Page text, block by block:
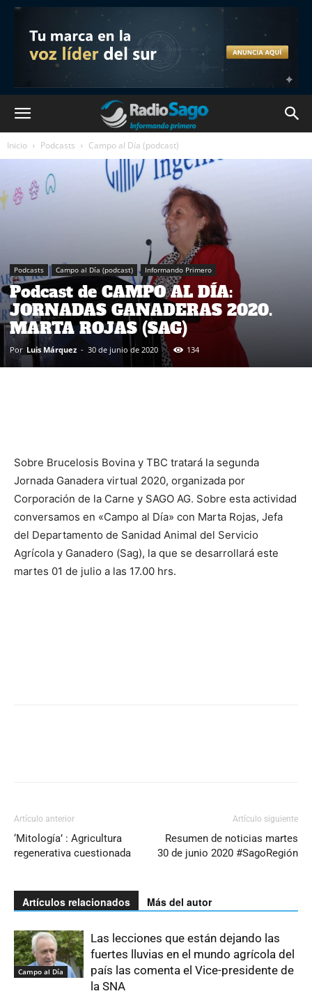
Inicio Podcasts Campo al Día (podcast)
Podcasts Campo al Día (podcast) Informando Primero
Podcast de CAMPO AL DÍA:
JORNADAS GANADERAS 2020.
MARTA ROJAS (SAG)
Por Luis Márquez - 30 de junio de 2020 134
Sobre Brucelosis Bovina y TBC tratará la segunda
Jornada Ganadera virtual 2020, organizada por
Corporación de la Carne y SAGO AG. Sobre esta actividad
conversamos en «Campo al Día» con Marta Rojas, Jefa
del Departamento de Sanidad Animal del Servicio
Agrícola y Ganadero (Sag), la que se desarrollará este
martes 01 de julio a las 17.00 hrs.
Artículo anterior
‘Mitología’ : Agricultura
regenerativa cuestionada
Artículo siguiente
Resumen de noticias martes
30 de junio 2020 #SagoRegión
Artículos relacionados Más del autor
Campo al Día
Las lecciones que están dejando las
fuertes lluvias en el mundo agrícola del
país las comenta el Vice-presidente de
la SNA